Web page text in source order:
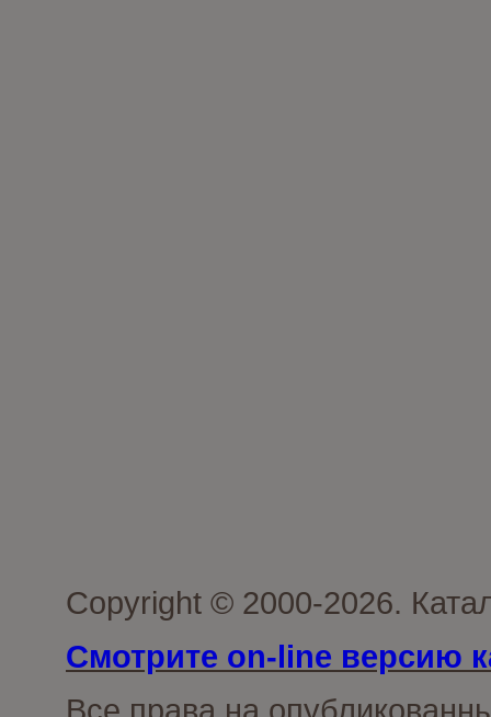
Copyright © 2000-2026.
Смотрите on-line версию